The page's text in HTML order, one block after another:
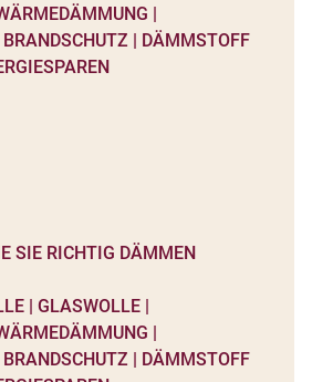
SIE RICHTIG DÄMMEN